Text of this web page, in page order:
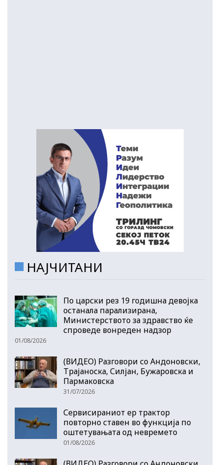
НАЈЧИТАНИ
По царски рез 19 годишна девојка
останала парализирана,
Министерството за здравство ќе
спроведе вонреден надзор
01/08/2026
(ВИДЕО) Разговори со Андоновски,
Трајаноска, Силјан, Бужаровска и
Пармаковска
31/07/2026
Сервисираниот ер трактор
повторно ставен во функција по
оштетувањата од невремето
01/08/2026